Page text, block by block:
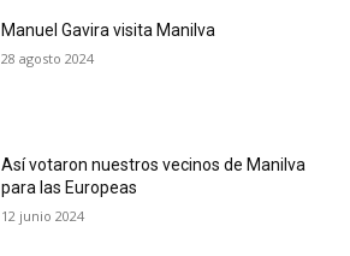
Manuel Gavira visita Manilva
28 agosto 2024
Así votaron nuestros vecinos de Manilva
para las Europeas
12 junio 2024